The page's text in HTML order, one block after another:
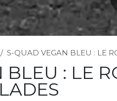
S-QUAD VEGAN BLEU : LE
: LE